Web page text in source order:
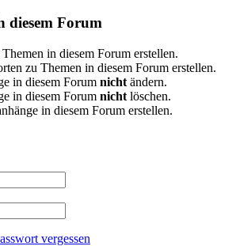
diesem Forum
Themen in diesem Forum erstellen.
zu Themen in diesem Forum erstellen.
in diesem Forum nicht ändern.
in diesem Forum nicht löschen.
in diesem Forum erstellen.
vergessen